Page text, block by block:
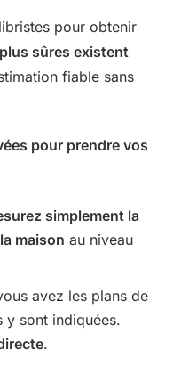
pour obtenir
sûres existent
fiable sans
pour prendre vos
simplement la
maison au niveau
avez les plans de
y sont indiquées.
.